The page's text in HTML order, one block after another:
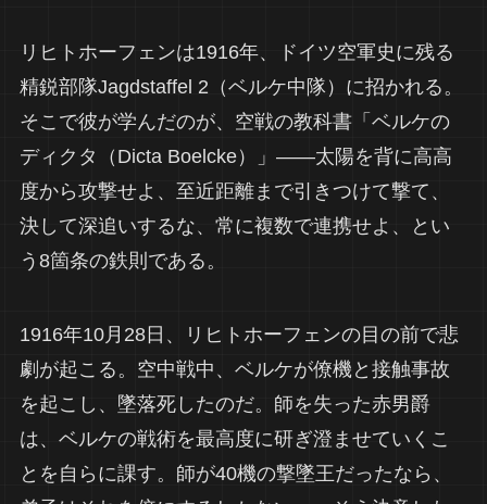
リヒトホーフェンは1916年、ドイツ空軍史に残る
精鋭部隊Jagdstaffel 2（ベルケ中隊）に招かれる。
そこで彼が学んだのが、空戦の教科書「ベルケの
ディクタ（Dicta Boelcke）」——太陽を背に高高
度から攻撃せよ、至近距離まで引きつけて撃て、
決して深追いするな、常に複数で連携せよ、とい
う8箇条の鉄則である。
1916年10月28日、リヒトホーフェンの目の前で悲
劇が起こる。空中戦中、ベルケが僚機と接触事故
を起こし、墜落死したのだ。師を失った赤男爵
は、ベルケの戦術を最高度に研ぎ澄ませていくこ
とを自らに課す。師が40機の撃墜王だったなら、